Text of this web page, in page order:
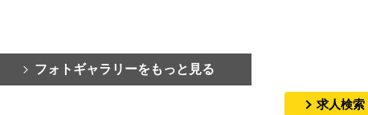
フォトギャラリーをもっと見る
求人検索